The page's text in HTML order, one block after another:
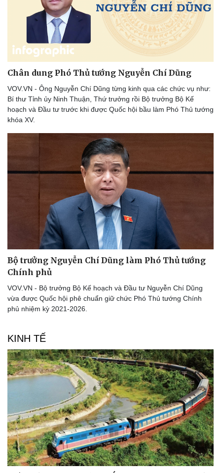
Doanh nghiệp
Thông tin doanh nghiệp
Doanh nghiệp 24h
Doanh nhân
Công nghệ
Sành điệu
Tin Công nghệ
Chân dung Phó Thủ tướng Nguyễn Chí Dũng
VOV.VN - Ông Nguyễn Chí Dũng từng kinh qua các chức vụ như:
Bí thư Tỉnh ủy Ninh Thuận, Thứ trưởng rồi Bộ trưởng Bộ Kế
hoạch và Đầu tư trước khi được Quốc hội bầu làm Phó Thủ tướng
khóa XV.
Bộ trưởng Nguyễn Chí Dũng làm Phó Thủ tướng
Chính phủ
VOV.VN - Bộ trưởng Bộ Kế hoạch và Đầu tư Nguyễn Chí Dũng
vừa được Quốc hội phê chuẩn giữ chức Phó Thủ tướng Chính
phủ nhiệm kỳ 2021-2026.
KINH TẾ